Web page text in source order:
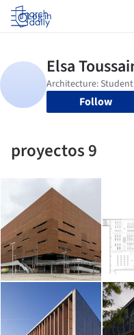
Log in
Follow
proyectos 9